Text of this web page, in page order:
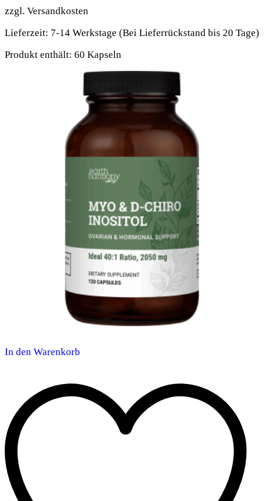
zzgl. Versandkosten
Lieferzeit: 7-14 Werkstage (Bei Lieferrückstand bis 20 Tage)
Produkt enthält: 60 Kapseln
In den Warenkorb